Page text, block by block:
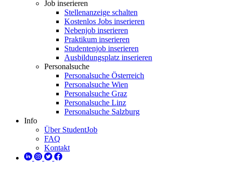
Job inserieren
Stellenanzeige schalten
Kostenlos Jobs inserieren
Nebenjob inserieren
Praktikum inserieren
Studentenjob inserieren
Ausbildungsplatz inserieren
Personalsuche
Personalsuche Österreich
Personalsuche Wien
Personalsuche Graz
Personalsuche Linz
Personalsuche Salzburg
Info
Über StudentJob
FAQ
Kontakt